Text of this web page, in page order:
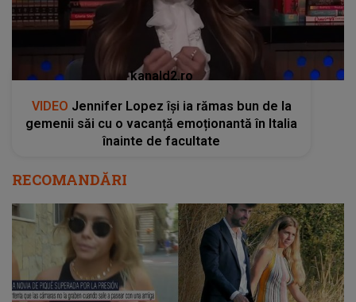
kanald2.ro
VIDEO Jennifer Lopez își ia rămas bun de la
gemenii săi cu o vacanță emoționantă în Italia
înainte de facultate
RECOMANDĂRI